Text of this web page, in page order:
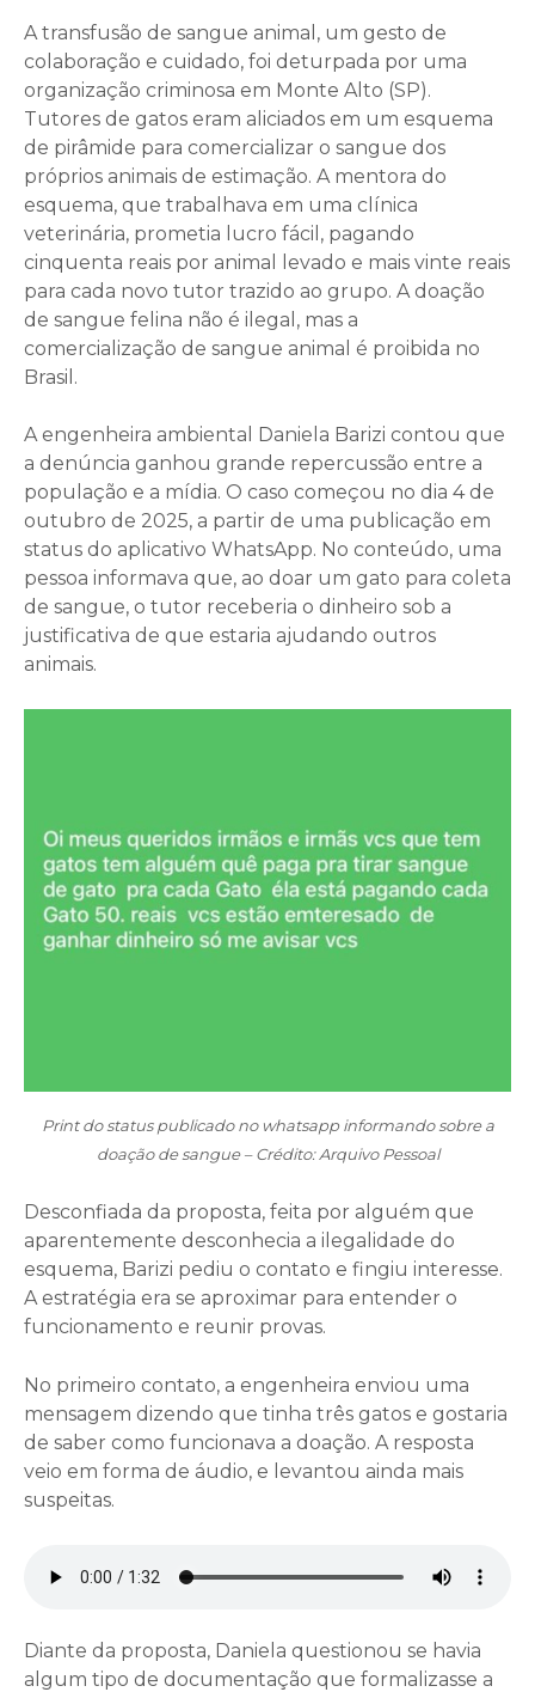
A transfusão de sangue animal, um gesto de
colaboração e cuidado, foi deturpada por uma
organização criminosa em Monte Alto (SP).
Tutores de gatos eram aliciados em um esquema
de pirâmide para comercializar o sangue dos
próprios animais de estimação. A mentora do
esquema, que trabalhava em uma clínica
veterinária, prometia lucro fácil, pagando
cinquenta reais por animal levado e mais vinte reais
para cada novo tutor trazido ao grupo. A doação
de sangue felina não é ilegal, mas a
comercialização de sangue animal é proibida no
Brasil.
A engenheira ambiental Daniela Barizi contou que
a denúncia ganhou grande repercussão entre a
população e a mídia. O caso começou no dia 4 de
outubro de 2025, a partir de uma publicação em
status do aplicativo WhatsApp. No conteúdo, uma
pessoa informava que, ao doar um gato para coleta
de sangue, o tutor receberia o dinheiro sob a
justificativa de que estaria ajudando outros
animais.
Print do status publicado no whatsapp informando sobre a
doação de sangue – Crédito: Arquivo Pessoal
Desconfiada da proposta, feita por alguém que
aparentemente desconhecia a ilegalidade do
esquema, Barizi pediu o contato e fingiu interesse.
A estratégia era se aproximar para entender o
funcionamento e reunir provas.
No primeiro contato, a engenheira enviou uma
mensagem dizendo que tinha três gatos e gostaria
de saber como funcionava a doação. A resposta
veio em forma de áudio, e levantou ainda mais
suspeitas.
Diante da proposta, Daniela questionou se havia
algum tipo de documentação que formalizasse a